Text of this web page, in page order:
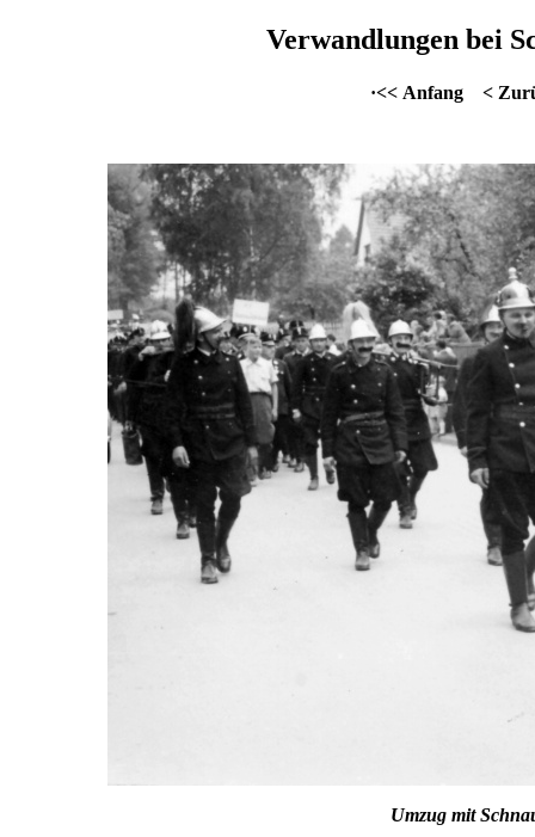
Verwandlungen bei
·<< Anfang <
Umzug mit